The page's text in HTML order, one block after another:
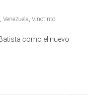
, Venezuela, Vinotinto
como el nuevo